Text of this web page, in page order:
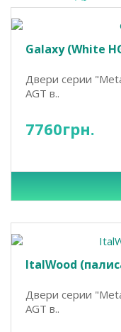
Galaxy (White
Двери серии
AGT в..
7760грн.
ItalWood
Двери серии
AGT в..